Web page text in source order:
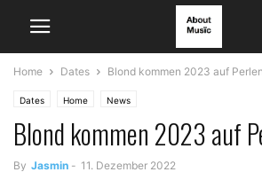
Home Dates Blond kommen 2023 auf
Dates Home News
Blond kommen 2023 auf
By Jasmin - 11. Dezember 2022